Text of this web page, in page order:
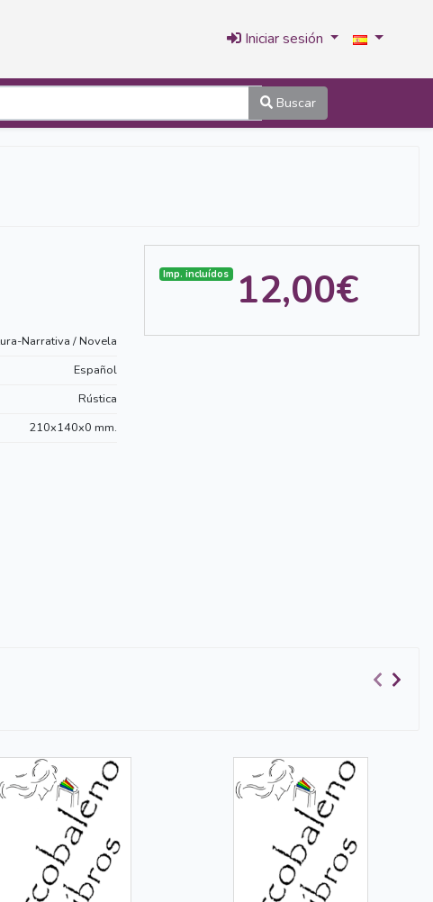
Iniciar sesión
Buscar
Narrativa / Novela
Español
Rústica
210x140x0 mm.
Imp. incluídos 12,00€